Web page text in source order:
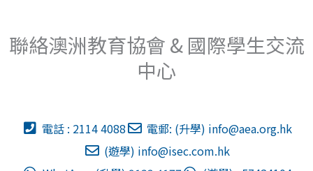
聯絡澳洲教育協會 & 國際學生交流
中心
電話 : 2114 4088 電郵: (升學) info@aea.org.hk
(遊學) info@isec.com.hk